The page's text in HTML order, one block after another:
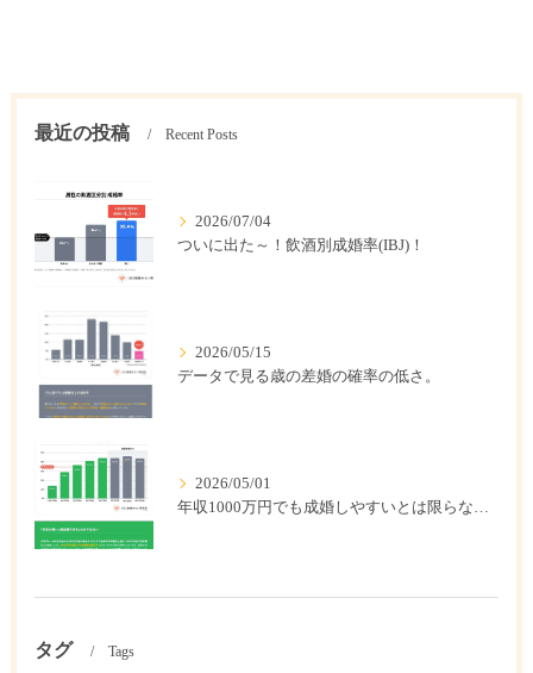
最近の投稿 Recent Posts
2026/07/04
ついに出た～！飲酒別成婚率(IBJ)！
2026/05/15
データで見る歳の差婚の確率の低さ。
2026/05/01
年収1000万円でも成婚しやすいとは限らない? 「年収帯別の成婚率」のリアル
タグ Tags